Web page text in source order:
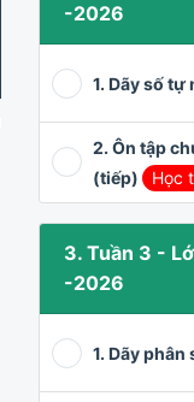
-2026
1. Dãy số
2. Ôn tập
(tiếp)
Học
3. Tuần 3 -
-2026
1. Dãy